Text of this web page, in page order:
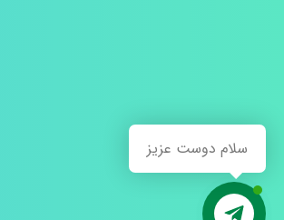
سلام دوست عزیز